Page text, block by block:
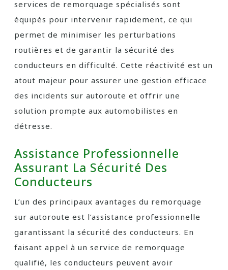
services de remorquage spécialisés sont
équipés pour intervenir rapidement, ce qui
permet de minimiser les perturbations
routières et de garantir la sécurité des
conducteurs en difficulté. Cette réactivité est un
atout majeur pour assurer une gestion efficace
des incidents sur autoroute et offrir une
solution prompte aux automobilistes en
détresse.
Assistance Professionnelle
Assurant La Sécurité Des
Conducteurs
L’un des principaux avantages du remorquage
sur autoroute est l’assistance professionnelle
garantissant la sécurité des conducteurs. En
faisant appel à un service de remorquage
qualifié, les conducteurs peuvent avoir